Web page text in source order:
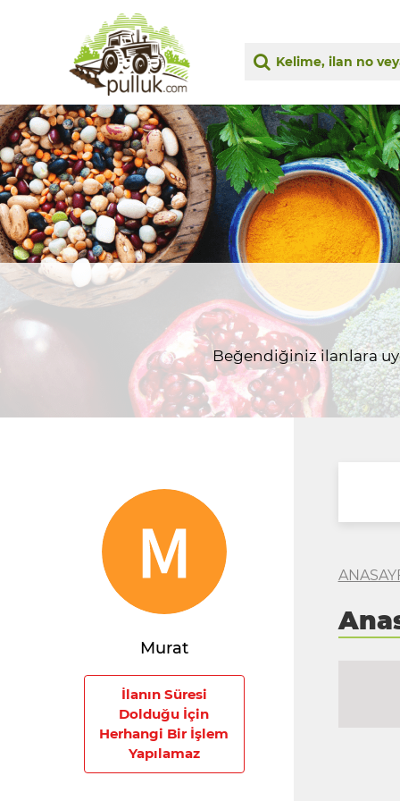
Beğendiğiniz ilanlara
Murat
İlanın Süresi
Dolduğu İçin
Herhangi Bir İşlem
Yapılamaz